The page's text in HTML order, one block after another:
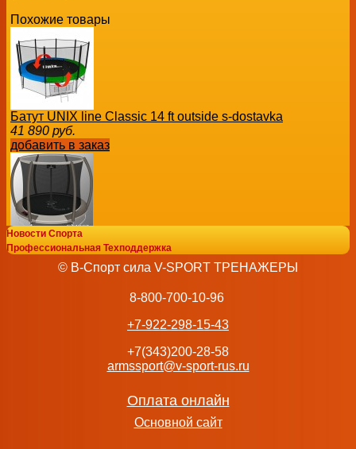
Похожие товары
Батут UNIX line Classic 14 ft outside s-dostavka
41 890 руб.
добавить в заказ
Каркасный батут Clear Fit UrbanHop 8Ft с сеткой
24 690 руб.
добавить в заказ
Батут SWAT ARLAND 16FT с внутренней страховочной
Новости Спорта
Профессиональная Техподдержка
© В-Спорт сила V-SPORT ТРЕНАЖЕРЫ
8-800-700-10-96
+7-922-298-15-43
+7(343)200-28-58
armssport@v-sport-rus.ru
Оплата онлайн
Основной сайт